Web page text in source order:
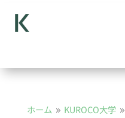
ホーム 9 KUROCO大学 9